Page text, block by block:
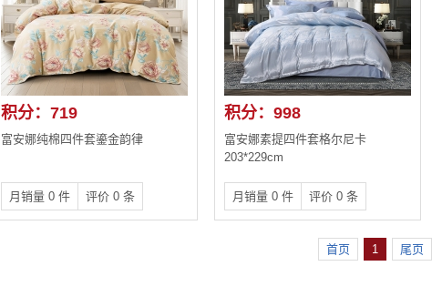
积分：719
富安娜纯棉四件套鎏金韵律
月销量 0 件 评价 0 条
积分：998
富安娜素提四件套格尔尼卡
203*229cm
月销量 0 件 评价 0 条
首页 1 尾页